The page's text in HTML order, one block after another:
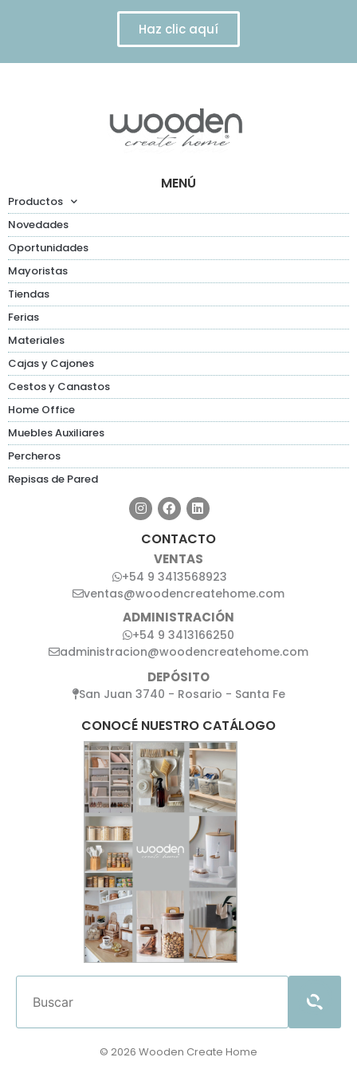
Haz clic aquí
MENÚ
Productos
Novedades
Oportunidades
Mayoristas
Tiendas
Ferias
Materiales
Cajas y Cajones
Cestos y Canastos
Home Office
Muebles Auxiliares
Percheros
Repisas de Pared
CONTACTO
VENTAS
+54 9 3413568923
ventas@woodencreatehome.com
ADMINISTRACIÓN
+54 9 3413166250
administracion@woodencreatehome.com
DEPÓSITO
San Juan 3740 - Rosario - Santa Fe
CONOCÉ NUESTRO CATÁLOGO
© 2026 Wooden Create Home